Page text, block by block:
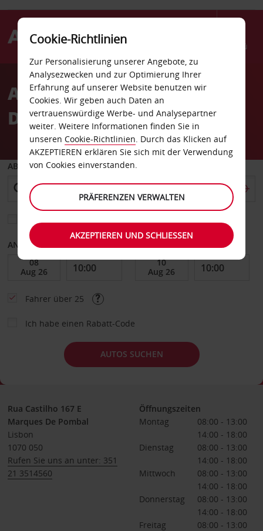
Menü
AvisAutovermietung
Düsseldorf-Reisholz
ABHOLEN VON
ANFANGSDATUM
Fahrer über 25
Ich habe einen Rabatt-Code
AUTOS SUCHEN
Rua Castilho 167 E
Marques De Pombal
Lisbon
1070 050
Rufen Sie uns an unter: 351
21 3514560
Öffnungszeiten
Montag
08:00 - 13:00
14:00 - 18:00
Dienstag
08:00 - 13:00
14:00 - 18:00
Mittwoch
08:00 - 13:00
14:00 - 18:00
Donnerstag
08:00 - 13:00
14:00 - 18:00
Freitag
08:00 - 13:00
Cookie-Richtlinien
Zur Personalisierung unserer Angebote, zu
Analysezwecken und zur Optimierung Ihrer
Erfahrung auf unserer Website benutzen wir
Cookies. Wir geben auch Daten an
vertrauenswürdige Werbe- und Analysepartner
weiter. Weitere Informationen finden Sie in
unseren Cookie-Richtlinien. Durch das Klicken auf
AKZEPTIEREN erklären Sie sich mit der Verwendung
von Cookies einverstanden.
PRÄFERENZEN VERWALTEN
AKZEPTIEREN UND SCHLIESSEN